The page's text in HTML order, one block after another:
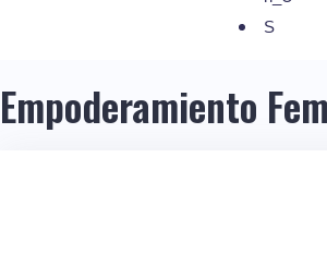
Empoderamiento